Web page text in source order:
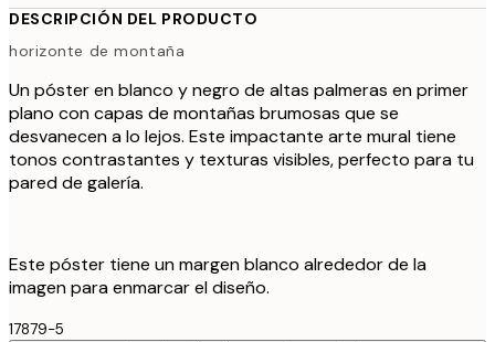
DESCRIPCIÓN DEL PRODUCTO
horizonte de montaña
Un póster en blanco y negro de altas palmeras en primer
plano con capas de montañas brumosas que se
desvanecen a lo lejos. Este impactante arte mural tiene
tonos contrastantes y texturas visibles, perfecto para tu
pared de galería.
Este póster tiene un margen blanco alrededor de la
imagen para enmarcar el diseño.
17879-5